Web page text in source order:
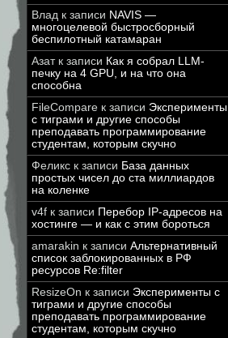
Влад к записи NAVIS —
многоцелевой быстросборный
беспилотный катамаран
Азатк записи Как я собрал LLM-
печку на 4 GPU, и на что она
способна
FileCompare к записи Эксперименты
с тиграми и другие способы
преподавать программирование
студентам, которым скучно
Феликс к записи База данных
простых чисел до ста миллиардов
на коленке
v4f к записи Перебор IP-адресов на
хостинге — и как с этим бороться
amarakin к записи Альтернативный
список заблокированных в РФ
ресурсов Re:filter
ResizeOn к записи Эксперименты с
тиграми и другие способы
преподавать программирование
студентам, которым скучно